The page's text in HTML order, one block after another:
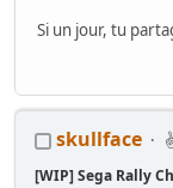
Si un jour, tu
skullface
[WIP] Sega Rally